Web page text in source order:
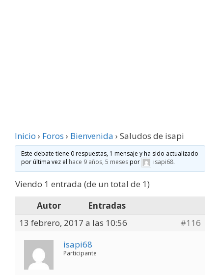
Inicio › Foros › Bienvenida › Saludos de isapi
Este debate tiene 0 respuestas, 1 mensaje y ha sido actualizado
por última vez el hace 9 años, 5 mesespor isapi68.
Viendo 1 entrada (de un total de 1)
Autor
Entradas
13 febrero, 2017 a las 10:56
#116
isapi68
Participante